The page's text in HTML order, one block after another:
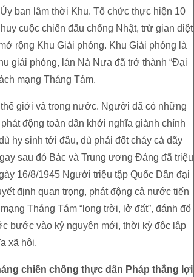
ban lâm thời Khu. Tổ chức thực hiện 10
cuộc chiến đấu chống Nhật, trừ gian diệt
rộng Khu Giải phóng. Khu Giải phóng là
giải phóng, lán Nà Nưa đã trở thành “Đại
mạng Tháng Tám.
giới và trong nước. Người đã có những
động toàn dân khởi nghĩa giành chính
hy sinh tới đâu, dù phải đốt cháy cả dãy
sau đó Bác và Trung ương Đảng đã triệu
16/8/1945 Người triệu tập Quốc Dân đại
định quan trọng, phát động cả nước tiến
Tháng Tám “long trời, lở đất”, đánh đổ
bước vào kỷ nguyên mới, thời kỳ độc lập
xã hội.
chiến chống thực dân Pháp thắng lợi